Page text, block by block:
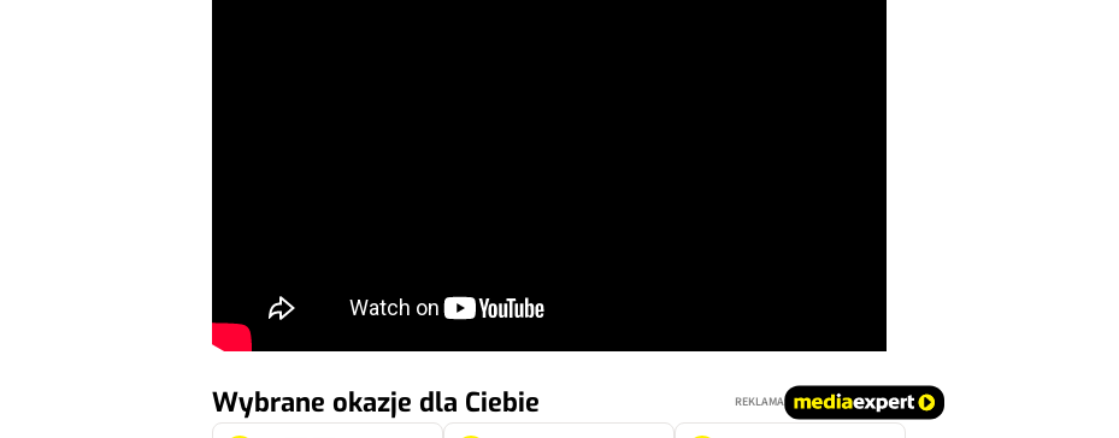
Wybrane okazje dla Ciebie REKLAMA